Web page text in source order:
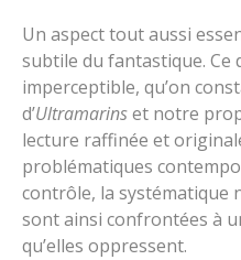
Un aspect tout aussi
subtile du fantastique. Ce
imperceptible, qu’on
d’Ultramarinset notre
lecture raffinée et
problématiques
contrôle, la systématique
sont ainsi confrontées à
qu’elles oppressent.